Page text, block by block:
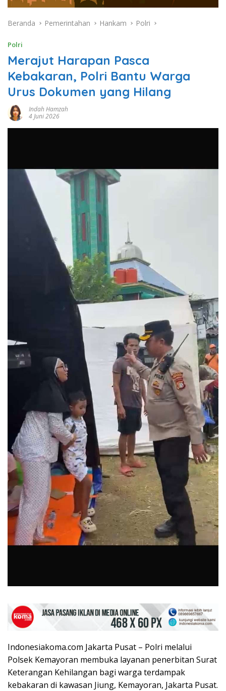
Beranda Pemerintahan Hankam Polri
Polri
Merajut Harapan Pasca
Kebakaran, Polri Bantu Warga
Urus Dokumen yang Hilang
Indah Hamzah
4 Juni 2026
Indonesiakoma.com Jakarta Pusat – Polri melalui
Polsek Kemayoran membuka layanan penerbitan Surat
Keterangan Kehilangan bagi warga terdampak
kebakaran di kawasan Jiung, Kemayoran, Jakarta Pusat.